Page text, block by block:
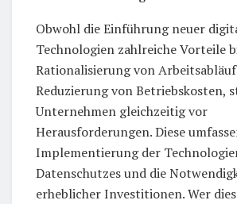
Obwohl die Einführung neuer
Technologien zahlreiche Vorteile
Rationalisierung von
Reduzierung von Betriebskosten,
Unternehmen gleichzeitig vor
Herausforderungen. Diese
Implementierung der
Datenschutzes und die
erheblicher Investitionen. Wer